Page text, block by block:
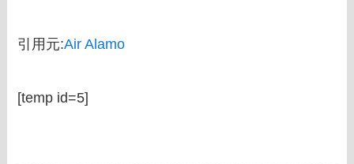
引用元:Air Alamo
[temp id=5]